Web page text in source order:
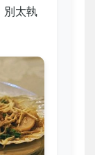
別太執